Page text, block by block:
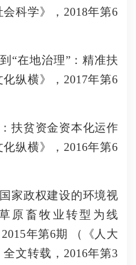
科学》，2018年第6
在地治理”：精准扶
纵横》，2017年第6
贫资金资本化运作
纵横》，2016年第6
政权建设的环境视
原畜牧业转型为线
年第6期 （《人大
文转载，2016年第3